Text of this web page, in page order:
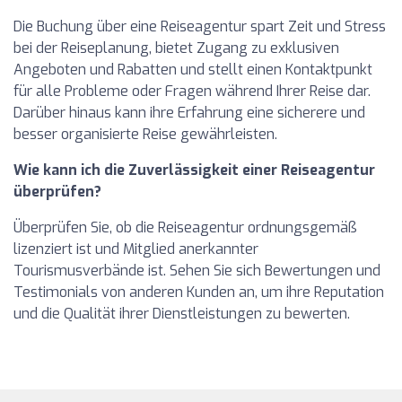
Die Buchung über eine Reiseagentur spart Zeit und Stress
bei der Reiseplanung, bietet Zugang zu exklusiven
Angeboten und Rabatten und stellt einen Kontaktpunkt
für alle Probleme oder Fragen während Ihrer Reise dar.
Darüber hinaus kann ihre Erfahrung eine sicherere und
besser organisierte Reise gewährleisten.
Wie kann ich die Zuverlässigkeit einer Reiseagentur
überprüfen?
Überprüfen Sie, ob die Reiseagentur ordnungsgemäß
lizenziert ist und Mitglied anerkannter
Tourismusverbände ist. Sehen Sie sich Bewertungen und
Testimonials von anderen Kunden an, um ihre Reputation
und die Qualität ihrer Dienstleistungen zu bewerten.